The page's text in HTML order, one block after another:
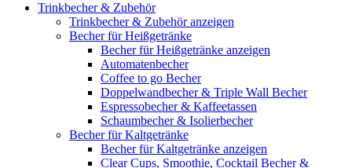
Trinkbecher & Zubehör
Trinkbecher & Zubehör anzeigen
Becher für Heißgetränke
Becher für Heißgetränke anzeigen
Automatenbecher
Coffee to go Becher
Doppelwandbecher & Triple Wall Becher
Espressobecher & Kaffeetassen
Schaumbecher & Isolierbecher
Becher für Kaltgetränke
Becher für Kaltgetränke anzeigen
Clear Cups, Smoothie, Cocktail Becher &